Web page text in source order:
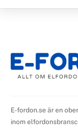
E-fordon.se är en
inom